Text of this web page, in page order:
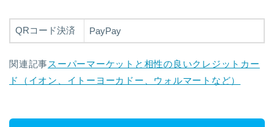
QRコード決済 PayPay
関連記事スーパーマーケットと相性の良いクレジットカー
ド（イオン、イトーヨーカドー、ウォルマートなど）